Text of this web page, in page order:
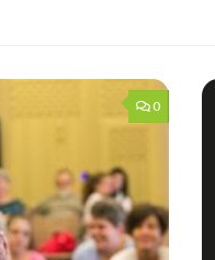
0